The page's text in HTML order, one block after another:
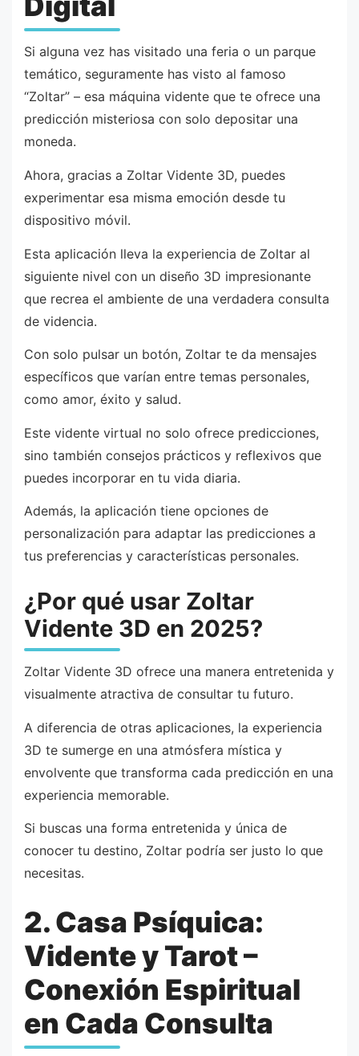
Si alguna vez has visitado una feria o un parque
temático, seguramente has visto al famoso
“Zoltar” – esa máquina vidente que te ofrece una
predicción misteriosa con solo depositar una
moneda.
Ahora, gracias a Zoltar Vidente 3D, puedes
experimentar esa misma emoción desde tu
dispositivo móvil.
Esta aplicación lleva la experiencia de Zoltar al
siguiente nivel con un diseño 3D impresionante
que recrea el ambiente de una verdadera consulta
de videncia.
Con solo pulsar un botón, Zoltar te da mensajes
específicos que varían entre temas personales,
como amor, éxito y salud.
Este vidente virtual no solo ofrece predicciones,
sino también consejos prácticos y reflexivos que
puedes incorporar en tu vida diaria.
Además, la aplicación tiene opciones de
personalización para adaptar las predicciones a
tus preferencias y características personales.
¿Por qué usar Zoltar
Vidente 3D en 2025?
Zoltar Vidente 3D ofrece una manera entretenida y
visualmente atractiva de consultar tu futuro.
A diferencia de otras aplicaciones, la experiencia
3D te sumerge en una atmósfera mística y
envolvente que transforma cada predicción en una
experiencia memorable.
Si buscas una forma entretenida y única de
conocer tu destino, Zoltar podría ser justo lo que
necesitas.
2. Casa Psíquica:
Vidente y Tarot –
Conexión Espiritual
en Cada Consulta